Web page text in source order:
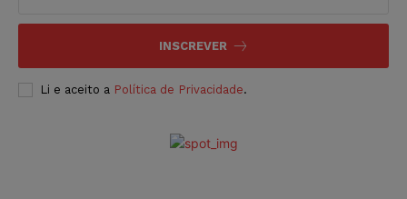
INSCREVER
Li e aceito a Política de Privacidade.